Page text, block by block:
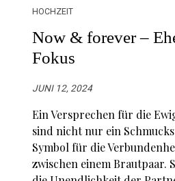
HOCHZEIT
Now & forever –
Fokus
JUNI 12, 2024
Ein Versprechen für die
sind nicht nur ein
Symbol für die
zwischen einem Brautpaar.